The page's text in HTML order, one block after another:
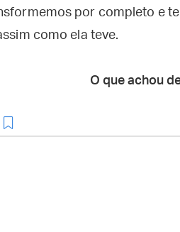
por completo e
como ela teve.
O que achou